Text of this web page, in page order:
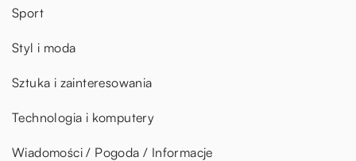
Sport
Styl i moda
Sztuka i zainteresowania
Technologia i komputery
Wiadomości / Pogoda / Informacje